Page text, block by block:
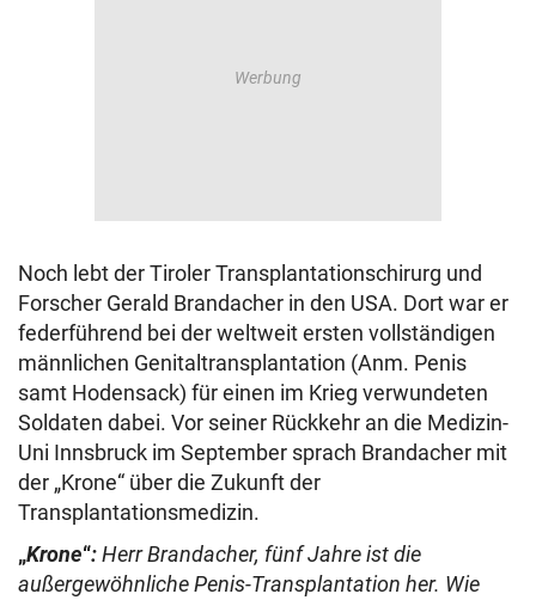
Noch lebt der Tiroler Transplantationschirurg und
Forscher Gerald Brandacher in den USA. Dort war er
federführend bei der weltweit ersten vollständigen
männlichen Genitaltransplantation (Anm. Penis
samt Hodensack) für einen im Krieg verwundeten
Soldaten dabei. Vor seiner Rückkehr an die Medizin-
Uni Innsbruck im September sprach Brandacher mit
der „Krone“ über die Zukunft der
Transplantationsmedizin.
„Krone“:Herr Brandacher, fünf Jahre ist die
außergewöhnliche Penis-Transplantation her. Wie